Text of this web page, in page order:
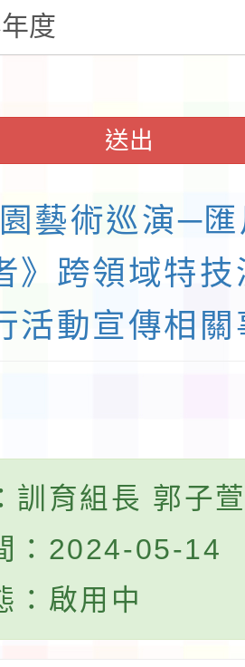
送出
藝術巡演─
》跨領域特
活動宣傳相關
訓育組長 郭子
：2024-05-14
：啟用中